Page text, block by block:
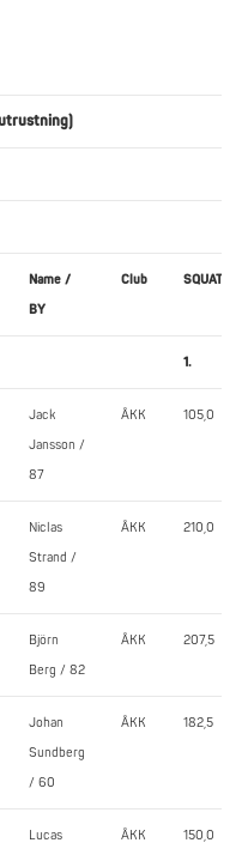
Name /
BY
Club SQUAT
1.
Jack
Jansson /
87
ÅKK 105,0
Niclas
Strand /
89
ÅKK 210,0
Björn
Berg / 82
ÅKK 207,5
Johan
Sundberg
/ 60
ÅKK 182,5
Lucas
ÅKK 150,0